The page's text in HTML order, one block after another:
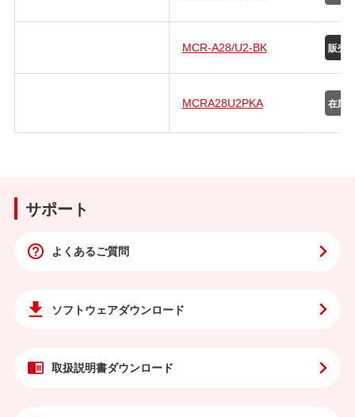
MCR-A28/U2-BK
MCRA28U2PKA
サポート
よくあるご質問
ソフトウェアダウンロード
取扱説明書ダウンロード